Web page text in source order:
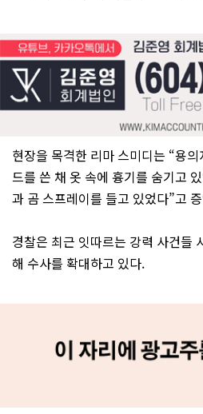
현장을 목격한 리마 스미디는 “용
드를 쓴 채 옷 속에 흉기를 숨기고
과 곰 스프레이를 들고 있었다”고
경찰은 최근 잇따르는 강력 사건들
해 수사를 확대하고 있다.